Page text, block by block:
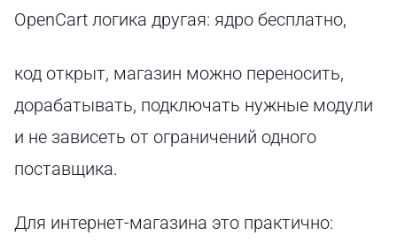
OpenCart логика другая: ядро бесплатно,
код открыт, магазин можно переносить,
дорабатывать, подключать нужные модули
и не зависеть от ограничений одного
поставщика.
Для интернет-магазина это практично: